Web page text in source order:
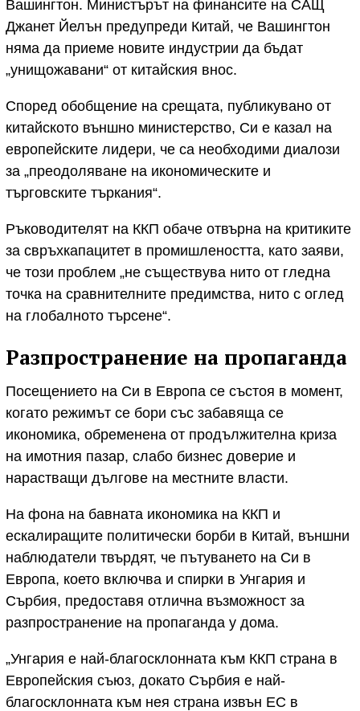
Вашингтон. Министърът на финансите на САЩ
Джанет Йелън предупреди Китай, че Вашингтон
няма да приеме новите индустрии да бъдат
„унищожавани“ от китайския внос.
Според обобщение на срещата, публикувано от
китайското външно министерство, Си е казал на
европейските лидери, че са необходими диалози
за „преодоляване на икономическите и
търговските търкания“.
Ръководителят на ККП обаче отвърна на критиките
за свръхкапацитет в промишлеността, като заяви,
че този проблем „не съществува нито от гледна
точка на сравнителните предимства, нито с оглед
на глобалното търсене“.
Разпространение на пропаганда
Посещението на Си в Европа се състоя в момент,
когато режимът се бори със забавяща се
икономика, обременена от продължителна криза
на имотния пазар, слабо бизнес доверие и
нарастващи дългове на местните власти.
На фона на бавната икономика на ККП и
ескалиращите политически борби в Китай, външни
наблюдатели твърдят, че пътуването на Си в
Европа, което включва и спирки в Унгария и
Сърбия, предоставя отлична възможност за
разпространение на пропаганда у дома.
„Унгария е най-благосклонната към ККП страна в
Европейския съюз, докато Сърбия е най-
благосклонната към нея страна извън ЕС в